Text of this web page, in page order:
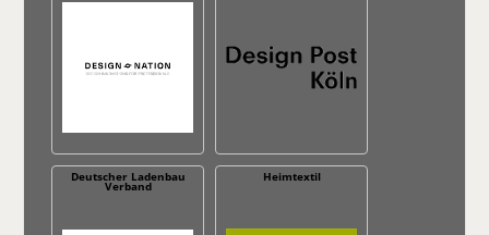
Deutscher Ladenbau
Verband
Heimtextil